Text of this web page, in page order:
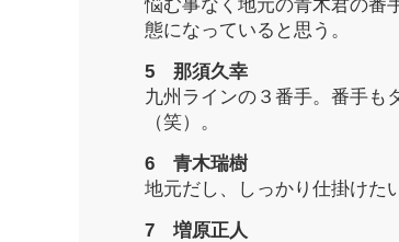
悩む事なく地元の青木君の番
態になっていると思う。
5 那須久幸
九州ラインの３番手。番手も
（笑）。
6 青木瑞樹
地元だし、しっかり仕掛けた
7 増原正人